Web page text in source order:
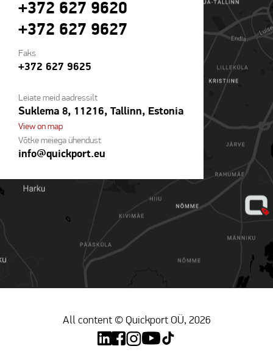
+372 627 9620
+372 627 9627
Faks
+372 627 9625
Leiate meid aadressilt
Suklema 8, 11216, Tallinn, Estonia
View on map
Võtke meiega ühendust
info@quickport.eu
All content © Quickport OÜ, 2026